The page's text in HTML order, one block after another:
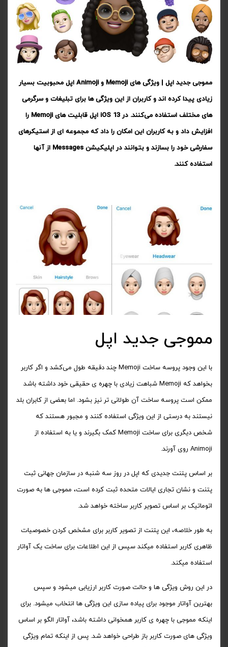
مموجی جدید اپل | ویژگی های Memoji و Animoji اپل محبوبیت بسیار
زیادی پیدا کرده اند و کاربران از این ویژگی ها برای تبلیغات و سرگرمی
های مختلف استفاده می‌کنند. در iOS 13 اپل قابلیت های Memoji را
افزایش داد و به کاربران این امکان را داد که مجموعه ای از استیکرهای
سفارشی خود را بسازند و بتوانند در اپلیکیشن Messages از آنها
استفاده کنند.
مموجی جدید اپل
با این وجود پروسه ساخت Memoji چند دقیقه طول می‌کشد و اگر کاربر
بخواهد که Memoji شباهت زیادی با چهره ی حقیقی خود داشته باشد
ممکن است پروسه ساخت آن طولانی تر نیز بشود. اما بعضی از کابران بلد
نیستند به درستی از این ویژگی استفاده کنند و مجبور هستند که
شخص دیگری برای ساخت Memoji کمک بگیرند و یا به استفاده از
Animoji روی آورند.
بر اساس پتنت جدیدی که اپل در روز سه شنبه در سازمان جهانی ثبت
پتنت و نشان تجاری ایالات متحده ثبت کرده است، مموجی ها به صورت
اتوماتیک بر اساس تصویر کاربر ساخته خواهد شد.
به طور خلاصه، این پتنت از تصویر کاربر برای مشخص کردن خصوصیات
ظاهری کاربر استفاده میکند سپس از این اطلاعات برای ساخت یک آواتار
استفاده میکند.
در این روش ویژگی ها و حالت صورت کاربر ارزیابی میشود و سپس
بهترین آواتار موجود برای پیاده سازی این ویژگی ها انتخاب میشود. برای
اینکه مموجی با چهره ی کاربر همخوانی داشته باشد، آواتار الگو بر اساس
ویژگی های صورت کاربر باز طراحی خواهد شد. پس از اینکه تمام ویژگی